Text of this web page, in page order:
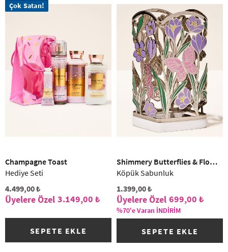
Champagne Toast
Hediye Seti
4.499,00 ₺
3.149,00 ₺
SEPETE EKLE
Çok Satan!
Shimmery Butterflies & Flowers
Köpük Sabunluk
1.399,00 ₺
699,00 ₺
%70'e Varan İNDİRİM
SEPETE EKLE